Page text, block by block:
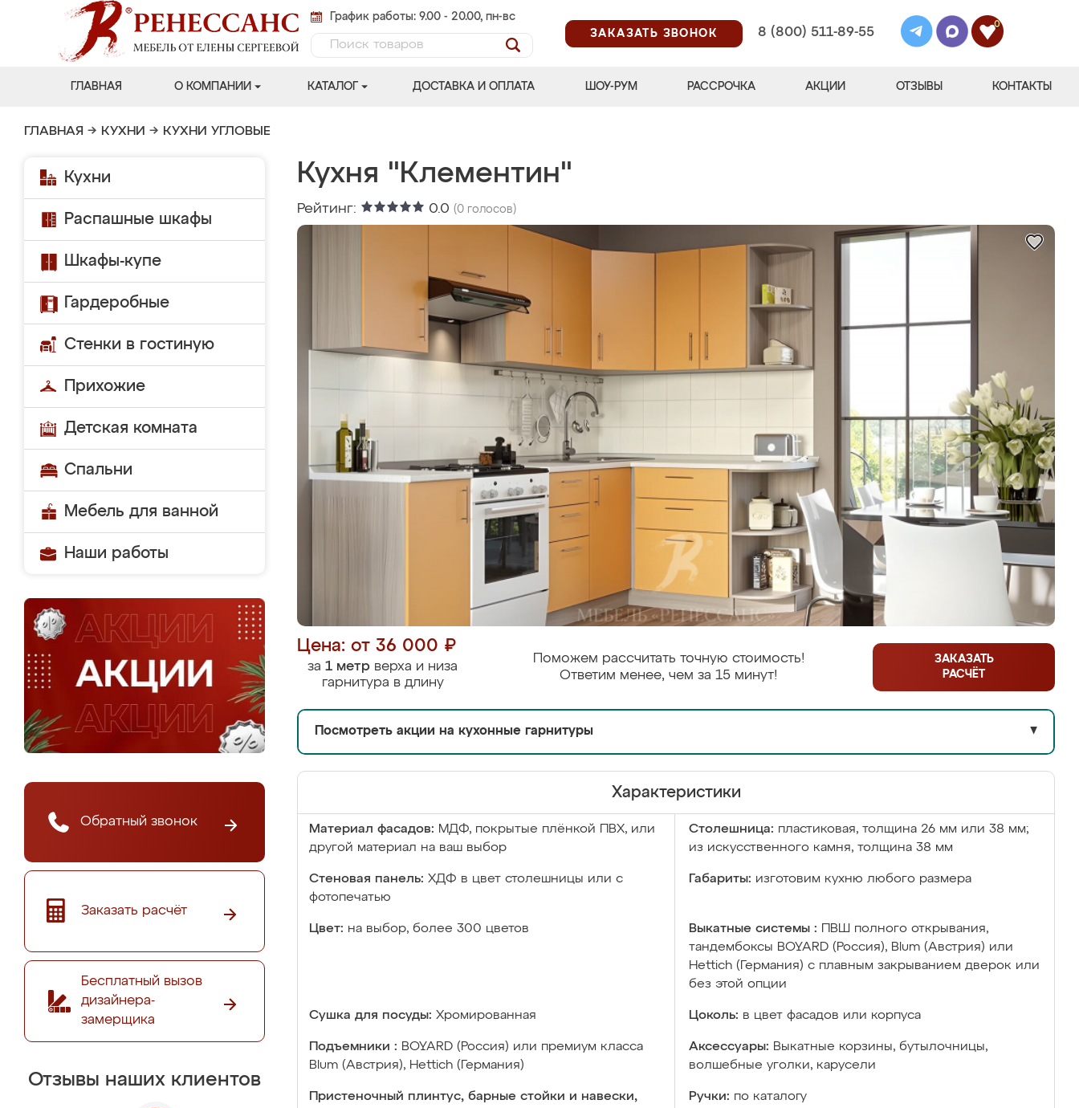
График работы: 9.00 - 20.00, пн-вс
ЗАКАЗАТЬ ЗВОНОК
8 (800) 511-89-55
0
ГЛАВНАЯ О КОМПАНИИ КАТАЛОГ ДОСТАВКА И ОПЛАТА ШОУ-РУМ РАССРОЧКА АКЦИИ ОТЗЫВЫ КОНТАКТЫ
ГЛАВНАЯ → КУХНИ → КУХНИ УГЛОВЫЕ
Кухни
Распашные шкафы
Шкафы-купе
Гардеробные
Стенки в гостиную
Прихожие
Детская комната
Спальни
Мебель для ванной
Наши работы
Обратный звонок
Заказать расчёт
Бесплатный вызов
дизайнера-
замерщика
Отзывы наших клиентов
Кухня "Клементин"
Рейтинг: 0.0 (0 голосов)
Цена: от 36 000 ₽
за 1 метр верха и низа
гарнитура в длину
Поможем рассчитать точную стоимость!
Ответим менее, чем за 15 минут!
ЗАКАЗАТЬ
РАСЧЁТ
Посмотреть акции на кухонные гарнитуры ▼
Характеристики
Материал фасадов: МДФ, покрытые плёнкой ПВХ, или
другой материал на ваш выбор
Столешница: пластиковая, толщина 26 мм или 38 мм;
из искусственного камня, толщина 38 мм
Стеновая панель: ХДФ в цвет столешницы или с
фотопечатью
Габариты: изготовим кухню любого размера
Цвет: на выбор, более 300 цветов Выкатные системы :
ПВШ полного открывания,
тандембоксы BOYARD (Россия), Blum (Австрия) или
Hettich (Германия) с плавным закрыванием дверок или
без этой опции
Сушка для посуды: Хромированная Цоколь: в цвет фасадов или корпуса
Подъемники : BOYARD (Россия) или премиум класса
Blum (Австрия), Hettich (Германия)
Аксессуары: Выкатные корзины, бутылочницы,
волшебные уголки, карусели
Пристеночный плинтус, барные стойки и навески,
Ручки: по каталогу